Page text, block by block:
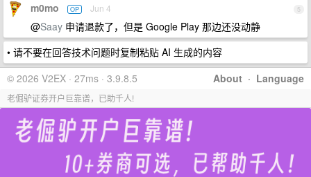
5
m0mo OP Jun 4
@Saay 申请退款了，但是 Google Play 那边还没动静
• 请不要在回答技术问题时复制粘贴 AI 生成的内容
About · Language
© 2026 V2EX · 27ms · 3.9.8.5
老倔驴证券开户巨靠谱，已助千人!